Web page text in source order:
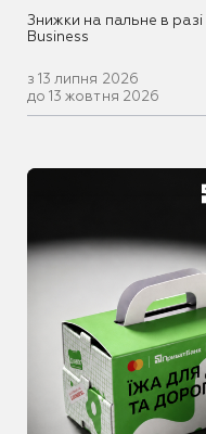
Знижки на пальне в
Business
з 13 липня 2026
до 13 жовтня 2026